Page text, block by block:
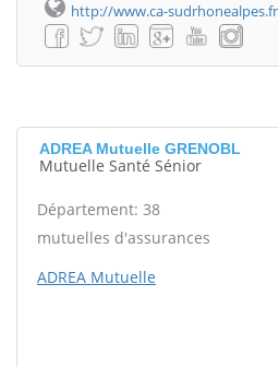
http://www.ca-sudrhonealpes.fr
ADREA Mutuelle GRENOBL
Mutuelle Santé Sénior
Département: 38
mutuelles d'assurances
ADREA Mutuelle